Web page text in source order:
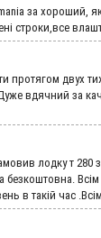
за хороший,
строки,все
протягом двух
вдячний за
лодку т 280
безкоштовна.
в такій час